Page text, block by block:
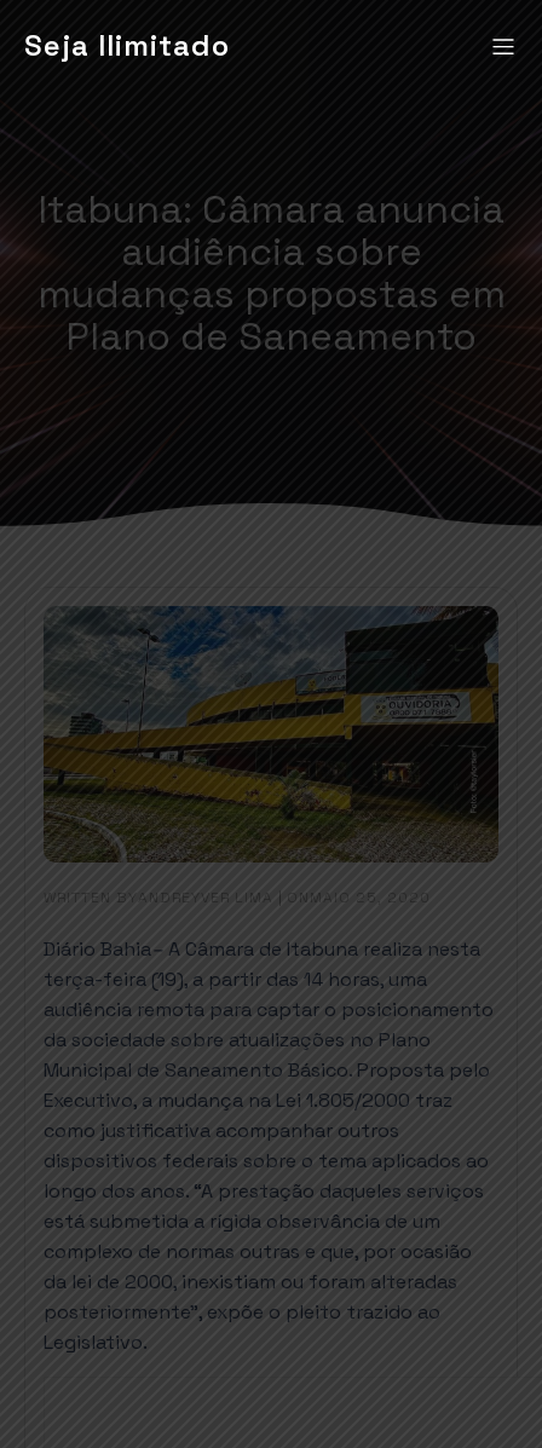
Seja Ilimitado
Itabuna: Câmara anuncia
audiência sobre
mudanças propostas em
Plano de Saneamento
WRITTEN BY ANDREYVER LIMA ON MAIO 25, 2020
Diário Bahia– A Câmara de Itabuna realiza nesta
terça-feira (19), a partir das 14 horas, uma
audiência remota para captar o posicionamento
da sociedade sobre atualizações no Plano
Municipal de Saneamento Básico. Proposta pelo
Executivo, a mudança na Lei 1.805/2000 traz
como justificativa acompanhar outros
dispositivos federais sobre o tema aplicados ao
longo dos anos. “A prestação daqueles serviços
está submetida a rígida observância de um
complexo de normas outras e que, por ocasião
da lei de 2000, inexistiam ou foram alteradas
posteriormente”, expõe o pleito trazido ao
Legislativo.